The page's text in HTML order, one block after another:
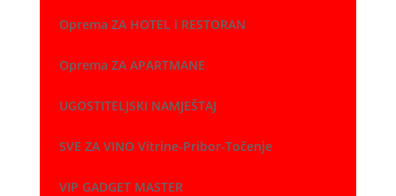
Oprema ZA HOTEL i RESTORAN
Oprema ZA APARTMANE
UGOSTITELJSKI NAMJEŠTAJ
SVE ZA VINO Vitrine-Pribor-Točenje
VIP GADGET MASTER